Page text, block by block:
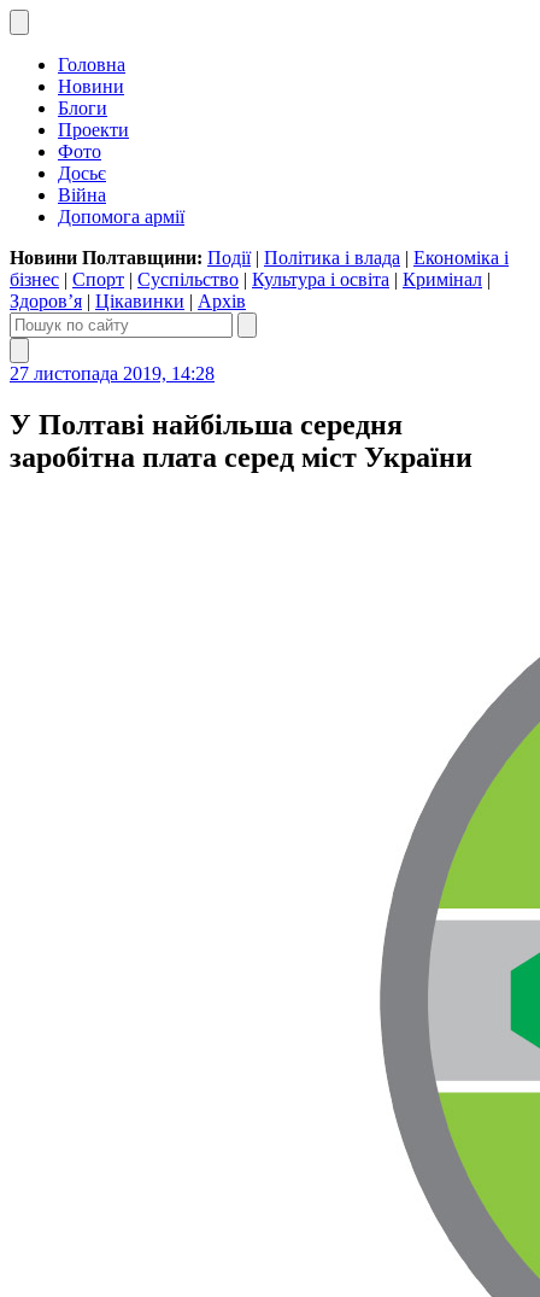
Головна
Новини
Блоги
Проекти
Фото
Досьє
Війна
Допомога армії
Новини Полтавщини: Події| Політика і влада | Економіка і
бізнес | Спорт | Суспільство | Культура і освіта | Кримінал |
Здоров’я | Цікавинки | Архів
27 листопада 2019, 14:28
У Полтаві найбільша середня
заробітна плата серед міст України